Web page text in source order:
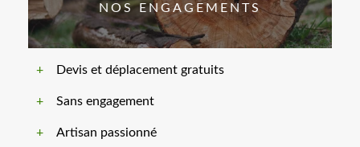
NOS ENGAGEMENTS
Devis et déplacement gratuits
Sans engagement
Artisan passionné